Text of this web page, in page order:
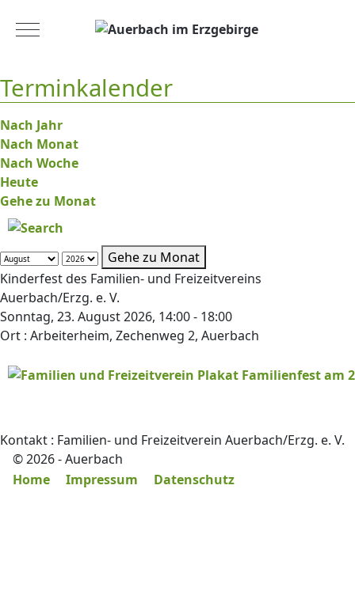
Mobile Menu Toggle
Terminkalender
Nach Jahr
Nach Monat
Nach Woche
Heute
Gehe zu Monat
Gehe zu Monat
Kinderfest des Familien- und Freizeitvereins
Auerbach/Erzg. e. V.
Sonntag, 23. August 2026, 14:00 - 18:00
Ort : Arbeiterheim, Zechenweg 2, Auerbach
Kontakt : Familien- und Freizeitverein Auerbach/Erzg. e. V.
© 2026 - Auerbach
Home
Impressum Datenschutz